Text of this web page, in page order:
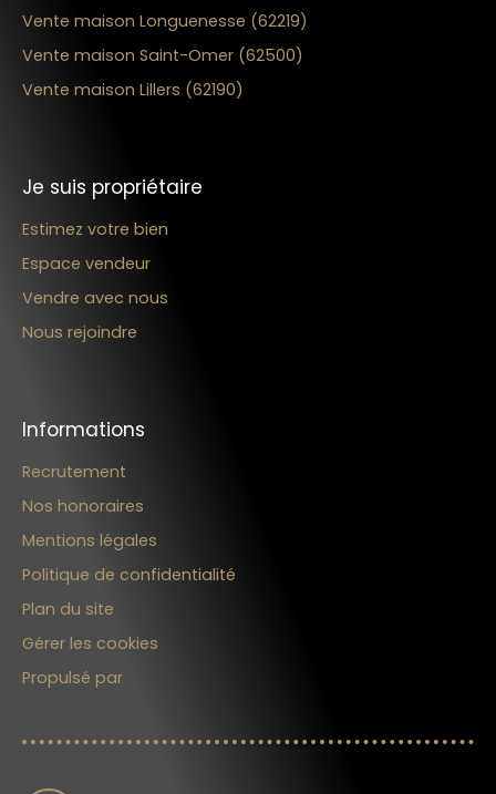
Vente maison Longuenesse (62219)
Vente maison Saint-Omer (62500)
Vente maison Lillers (62190)
Je suis propriétaire
Estimez votre bien
Espace vendeur
Vendre avec nous
Nous rejoindre
Informations
Recrutement
Nos honoraires
Mentions légales
Politique de confidentialité
Plan du site
Gérer les cookies
Propulsé par